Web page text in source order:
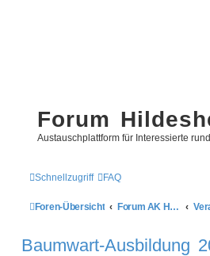
Forum
Austauschplattform für Interessierte
Schnellzugriff FAQ
Foren-Übersicht Forum AK Hildesheimer Streuobstwiesen
Baumwart-Ausbildung